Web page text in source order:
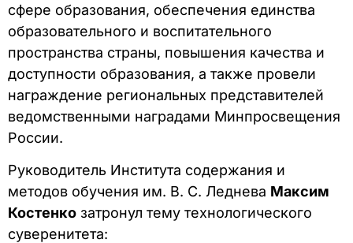
сфере образования, обеспечения единства
образовательного и воспитательного
пространства страны, повышения качества и
доступности образования, а также провели
награждение региональных представителей
ведомственными наградами Минпросвещения
России.
Руководитель Института содержания и
методов обучения им. В. С. Леднева Максим
Костенко затронул тему технологического
суверенитета: